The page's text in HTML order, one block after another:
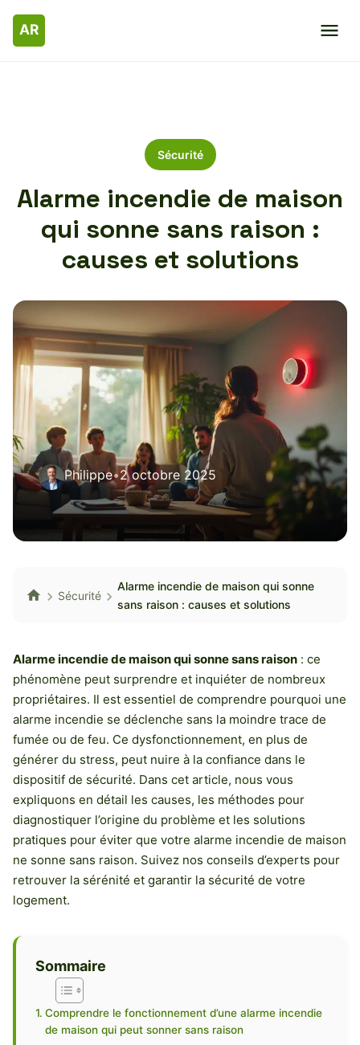
Sécurité
Alarme incendie de maison
qui sonne sans raison :
causes et solutions
Philippe•2 octobre 2025
Sécurité
Alarme incendie de maison qui sonne
sans raison : causes et solutions
Alarme incendie de maison qui sonne sans raison : ce
phénomène peut surprendre et inquiéter de nombreux
propriétaires. Il est essentiel de comprendre pourquoi une
alarme incendie se déclenche sans la moindre trace de
fumée ou de feu. Ce dysfonctionnement, en plus de
générer du stress, peut nuire à la confiance dans le
dispositif de sécurité. Dans cet article, nous vous
expliquons en détail les causes, les méthodes pour
diagnostiquer l’origine du problème et les solutions
pratiques pour éviter que votre alarme incendie de maison
ne sonne sans raison. Suivez nos conseils d’experts pour
retrouver la sérénité et garantir la sécurité de votre
logement.
Sommaire
Comprendre le fonctionnement d’une alarme incendie
de maison qui peut sonner sans raison